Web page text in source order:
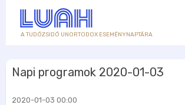
A TUDÓZSIDÓ UNORTODOX ESEMÉNYNAPTÁRA
Napi programok 2020-01-03
2020-01-03 00:00